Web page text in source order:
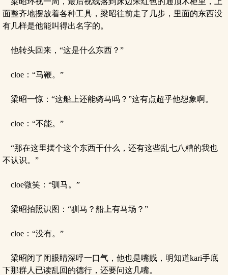
面整齐地摆放着各种工具，梁昭往前走了几步，里面的东西没
有几样是他能叫得出名字的。
他转头回来，“这是什么东西？”
cloe：“马鞭。”
梁昭一惊：“这船上还能骑马吗？”这有点超乎他想象啊。
cloe：“不能。”
“那在这里摆个这个东西干什么，还有这些乱七八糟的我也
不认识。”
cloe微笑：“驯马。”
梁昭拍照识图：“驯马？船上有马场？”
cloe：“没有。”
梁昭闭了闭眼睛深呼一口气，他也是嘴贱，明知道kari手底
下那群人已读乱回的德行，还要问这几嘴。